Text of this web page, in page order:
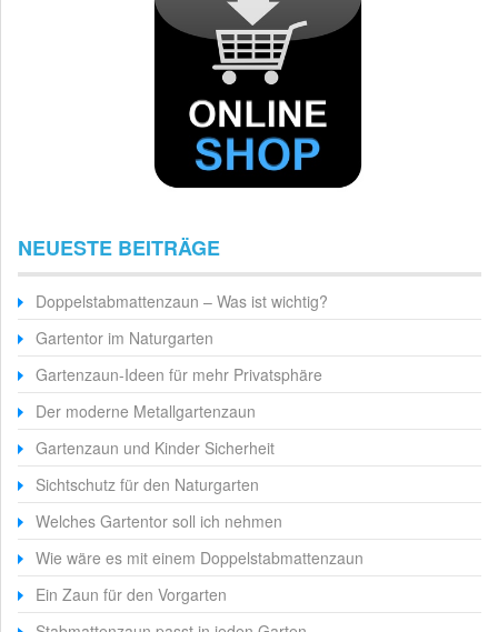
NEUESTE BEITRÄGE
Doppelstabmattenzaun – Was ist wichtig?
Gartentor im Naturgarten
Gartenzaun-Ideen für mehr Privatsphäre
Der moderne Metallgartenzaun
Gartenzaun und Kinder Sicherheit
Sichtschutz für den Naturgarten
Welches Gartentor soll ich nehmen
Wie wäre es mit einem Doppelstabmattenzaun
Ein Zaun für den Vorgarten